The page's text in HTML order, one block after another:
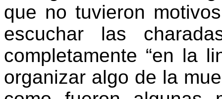
que no tuvieron
escuchar las
completamente “en la
organizar algo de la